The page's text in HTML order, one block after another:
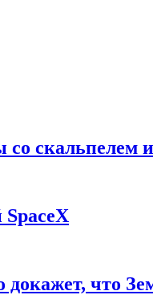
скальпелем
что